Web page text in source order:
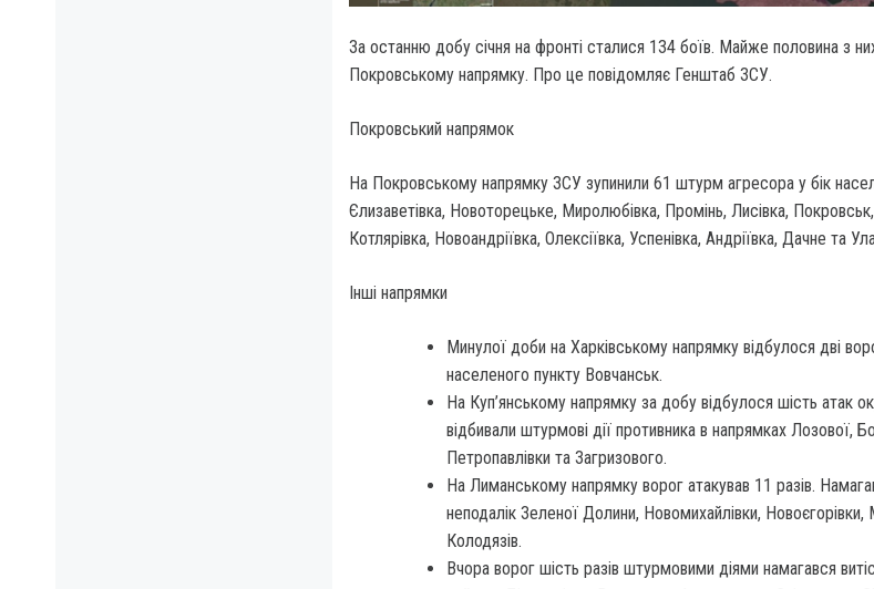
За останню добу січня на фронті сталися 134 боїв. Майже половина з
Покровському напрямку. Про це повідомляє Генштаб ЗСУ.
Покровський напрямок
На Покровському напрямку ЗСУ зупинили 61 штурм агресора у бік
Єлизаветівка, Новоторецьке, Миролюбівка, Промінь, Лисівка,
Котлярівка, Новоандріївка, Олексіївка, Успенівка, Андріївка, Дачне та
Інші напрямки
Минулої доби на Харківському напрямку відбулося дві
населеного пункту Вовчанськ.
На Куп’янському напрямку за добу відбулося шість атак
відбивали штурмові дії противника в напрямках Лозової,
Петропавлівки та Загризового.
На Лиманському напрямку ворог атакував 11 разів.
неподалік Зеленої Долини, Новомихайлівки, Новоєгорівки,
Колодязів.
Вчора ворог шість разів штурмовими діями намагався